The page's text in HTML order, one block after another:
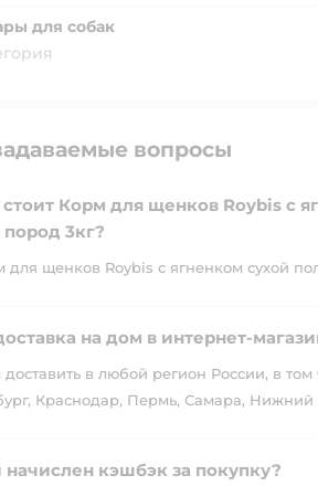
для собак
вопросы
Корм для щенков Roybis с
3кг?
для щенков Roybis с ягненком сухой
на дом в интернет-
в любой регион России, в
Краснодар, Пермь, Самара,
начислен кэшбэк за покупку?